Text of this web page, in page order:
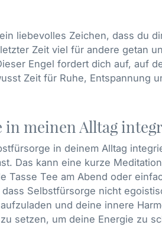
liebevolles Zeichen, dass du
Zeit viel für andere getan
Engel fordert dich auf, auf
Zeit für Ruhe, Entspannung
in meinen Alltag
in deinem Alltag
Das kann eine kurze
Tasse Tee am Abend oder
Selbstfürsorge nicht
und deine innere
setzen, um deine Energie zu